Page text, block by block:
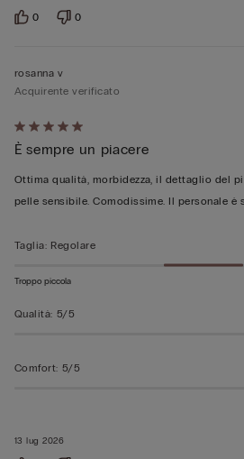
0 0
Valutato
5
su
5
13 lug 2026
rosanna v
Acquirente verificato
È sempre un piacere
Ottima qualità, morbidezza, il dettaglio del
pelle sensibile. Comodissime. Il personale è
Taglia: Regolare
Troppo piccola
Qualità: 5/5
Comfort: 5/5